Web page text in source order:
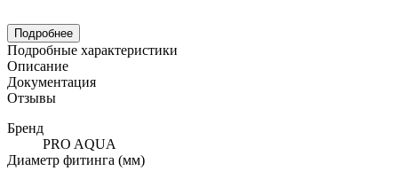
Подробнее
Подробные характеристики
Описание
Документация
Отзывы
Бренд
PRO AQUA
Диаметр фитинга (мм)